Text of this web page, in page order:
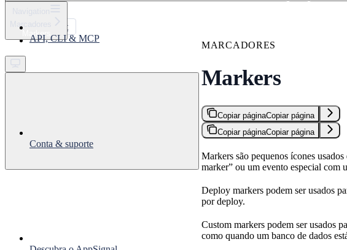
Support
Get started
Marcadores
Markers
API, CLI & MCP
Conta & suporte
MARCADORES
Markers
Copiar páginaCopiar página
Copiar páginaCopiar página
Markers são pequenos ícones
marker” ou um evento especial com
Deploy markers podem ser usados
por deploy.
Custom markers podem ser usados
como quando um banco de dados